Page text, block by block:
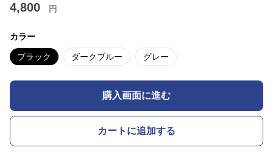
4,800 円
カラー
ブラック ダークブルー グレー
購入画面に進む
カートに追加する